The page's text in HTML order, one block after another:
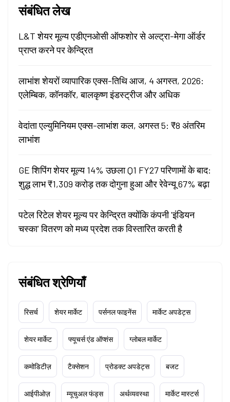
संबंधित लेख
L&T शेयर मूल्य एडीएनओसी ऑफशोर से अल्ट्रा-मेगा ऑर्डर
प्राप्त करने पर केन्द्रित
लाभांश शेयरों व्यापारिक एक्स-तिथि आज, 4 अगस्त, 2026:
एलेम्बिक, कॉनकॉर, बालकृष्ण इंडस्ट्रीज और अधिक
वेदांता एल्युमिनियम एक्स-लाभांश कल, अगस्त 5: ₹8 अंतरिम
लाभांश
GE शिपिंग शेयर मूल्य 14% उछला Q1 FY27 परिणामों के बाद:
शुद्ध लाभ ₹1,309 करोड़ तक दोगुना हुआ और रेवेन्यू 67% बढ़ा
पटेल रिटेल शेयर मूल्य पर केन्द्रित क्योंकि कंपनी 'इंडियन
चस्का' वितरण को मध्य प्रदेश तक विस्तारित करती है
संबंधित श्रेणियाँ
रिसर्च शेयर मार्केट पर्सनल फाइनेंस मार्केट अपडेट्स
शेयर मार्केट फ्यूचर्स एंड ऑप्शंस ग्लोबल मार्केट
कमोडिटीज़ टैक्सेशन प्रोडक्ट अपडेट्स बजट
आईपीओज़ म्यूचुअल फंड्स अर्थव्यवस्था मार्केट मास्टर्स